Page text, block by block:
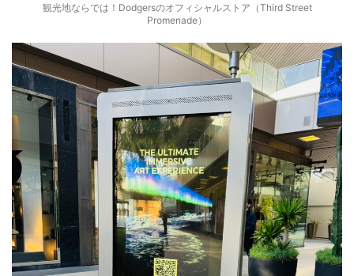
観光地ならでは！Dodgersのオフィシャルストア（Third Street
Promenade）